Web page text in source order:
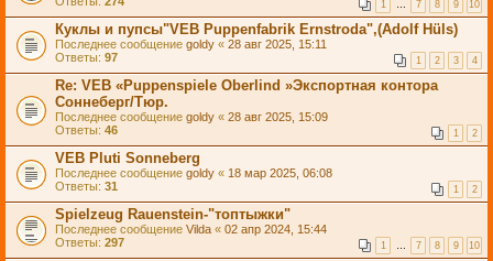
1 … 7 8 9 10
Куклы и пупсы"VEB Puppenfabrik Ernstroda",(Adolf Hüls)
Последнее сообщение goldy « 28 авг 2025, 15:11
Ответы: 97 1 2 3 4
Re: VEB «Puppenspiele Oberlind »Экспортная контора
Соннеберг/Тюр.
Последнее сообщение goldy « 28 авг 2025, 15:09
Ответы: 46 1 2
VEB Pluti Sonneberg
Последнее сообщение goldy « 18 мар 2025, 06:08
Ответы: 31 1 2
Spielzeug Rauenstein-"топтыжки"
Последнее сообщение Vilda « 02 апр 2024, 15:44
Ответы: 297 1 … 7 8 9 10